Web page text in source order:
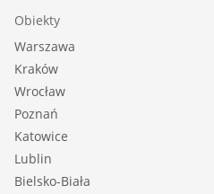
Obiekty
Warszawa
Kraków
Wrocław
Poznań
Katowice
Lublin
Bielsko-Biała